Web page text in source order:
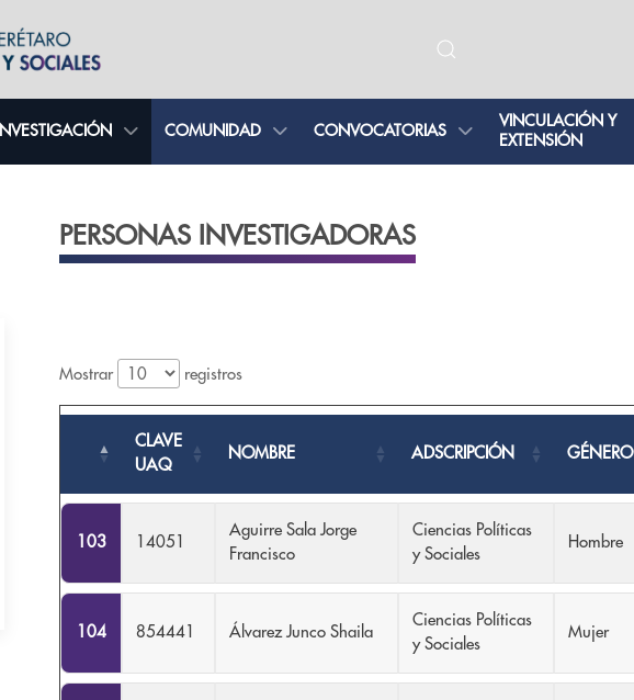
INVESTIGACIÓN COMUNIDAD CONVOCATORIAS
VINCULACIÓN Y
EXTENSIÓN
PERSONAS INVESTIGADORAS
Mostrar registros
CLAVE
UAQ
NOMBRE ADSCRIPCIÓN GÉNERO
103 14051
Aguirre Sala Jorge
Francisco
Ciencias Políticas
y Sociales
Hombre
104 854441 Álvarez Junco Shaila
Ciencias Políticas
y Sociales
Mujer